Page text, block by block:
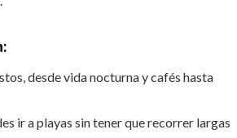
desde vida nocturna y cafés hasta
ir a playas sin tener que recorrer largas